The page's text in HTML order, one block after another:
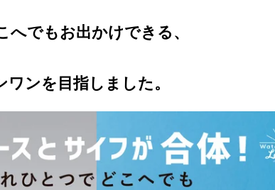
へでもお出かけできる、
ンを目指しました。